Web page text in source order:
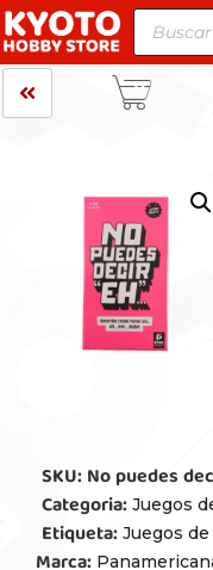
SKU:No puedes
Categoria: Juegos
Etiqueta: Juegos de